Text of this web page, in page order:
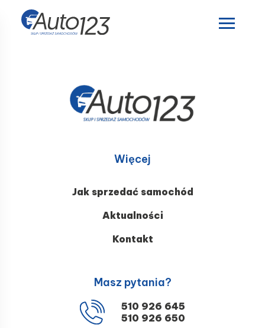
Więcej
Jak sprzedać samochód
Aktualności
Kontakt
Masz pytania?
510 926 645
510 926 650